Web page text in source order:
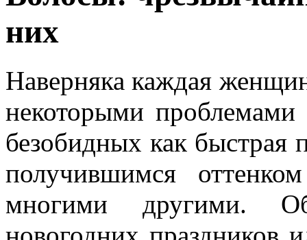
них
Наверняка каждая
некоторыми
безобидных как быстрая
получившимся
многими другими.